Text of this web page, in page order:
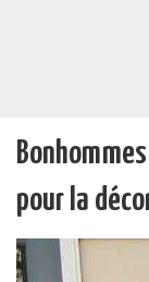
pour la